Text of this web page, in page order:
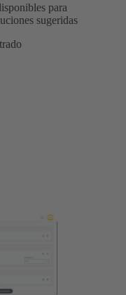
para
sugeridas